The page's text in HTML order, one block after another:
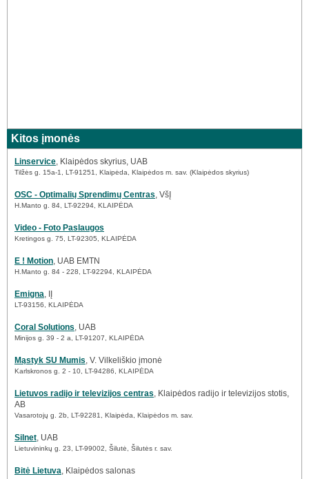
Kitos įmonės
Linservice, Klaipėdos skyrius, UAB
Tilžės g. 15a-1, LT-91251, Klaipėda, Klaipėdos m. sav. (Klaipėdos skyrius)
OSC - Optimalių Sprendimų Centras, VšĮ
H.Manto g. 84, LT-92294, KLAIPĖDA
Video - Foto Paslaugos
Kretingos g. 75, LT-92305, KLAIPĖDA
E ! Motion, UAB EMTN
H.Manto g. 84 - 228, LT-92294, KLAIPĖDA
Emigna, IĮ
LT-93156, KLAIPĖDA
Coral Solutions, UAB
Minijos g. 39 - 2 a, LT-91207, KLAIPĖDA
Mąstyk SU Mumis, V. Vilkeliškio įmonė
Karlskronos g. 2 - 10, LT-94286, KLAIPĖDA
Lietuvos radijo ir televizijos centras, Klaipėdos radijo ir televizijos stotis,
AB
Vasarotojų g. 2b, LT-92281, Klaipėda, Klaipėdos m. sav.
Silnet, UAB
Lietuvininkų g. 23, LT-99002, Šilutė, Šilutės r. sav.
Bitė Lietuva, Klaipėdos salonas